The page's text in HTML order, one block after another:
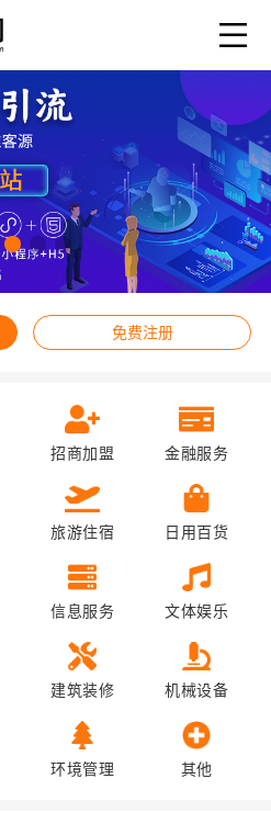
免费注册
招商加盟 金融服务
旅游住宿 日用百货
信息服务 文体娱乐
建筑装修 机械设备
环境管理 其他